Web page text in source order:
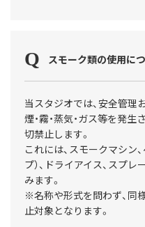
スモーク類の使用に
当スタジオでは、安全管理
煙・霧・蒸気・ガス等を発
切禁止します。
これには、スモークマシン
プ）、ドライアイス、スプ
みます。
※名称や形式を問わず、同
止対象となります。